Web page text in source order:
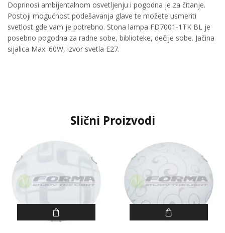
Doprinosi ambijentalnom osvetljenju i pogodna je za čitanje.
Postoji mogućnost podešavanja glave te možete usmeriti
svetlost gde vam je potrebno. Stona lampa FD7001-1TK BL je
posebno pogodna za radne sobe, biblioteke, dečije sobe. Jačina
sijalica Max. 60W, izvor svetla E27.
Slični Proizvodi